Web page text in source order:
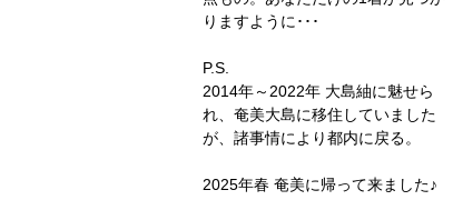
りますように･･･
P.S.
2014年～2022年 大島紬に魅せら
れ、奄美大島に移住していました
が、諸事情により都内に戻る。
2025年春 奄美に帰って来ました♪